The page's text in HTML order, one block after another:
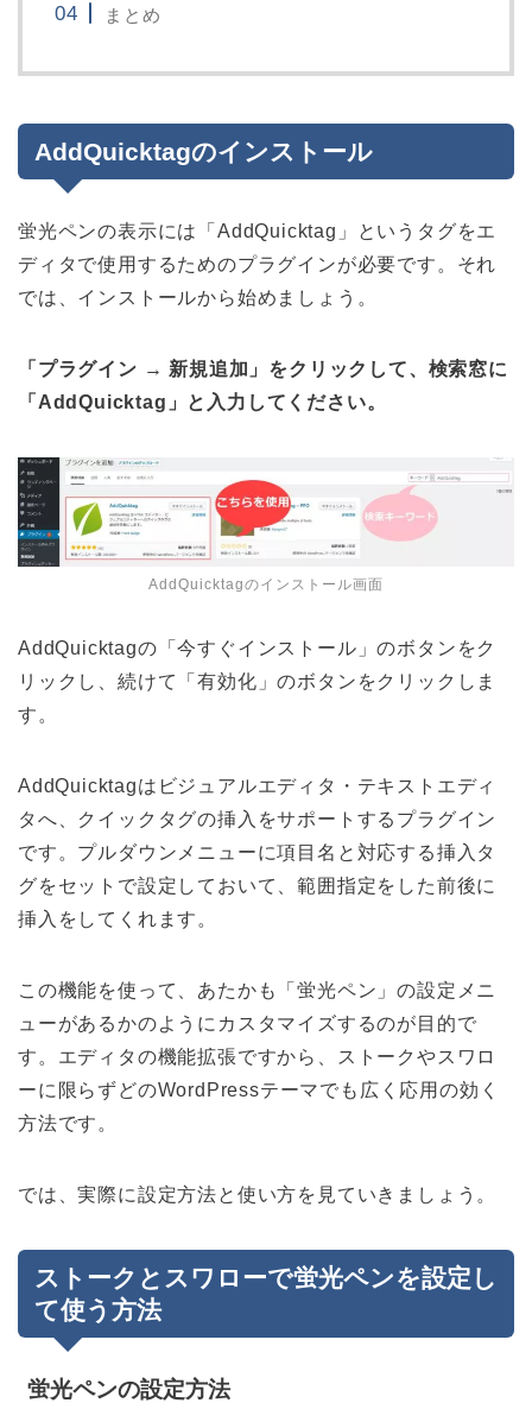
まとめ
AddQuicktagのインストール
蛍光ペンの表示には「AddQuicktag」というタグをエ
ディタで使用するためのプラグインが必要です。それ
では、インストールから始めましょう。
「プラグイン → 新規追加」をクリックして、検索窓に
「AddQuicktag」と入力してください。
AddQuicktagのインストール画面
AddQuicktagの「今すぐインストール」のボタンをク
リックし、続けて「有効化」のボタンをクリックしま
す。
AddQuicktagはビジュアルエディタ・テキストエディ
タへ、クイックタグの挿入をサポートするプラグイン
です。プルダウンメニューに項目名と対応する挿入タ
グをセットで設定しておいて、範囲指定をした前後に
挿入をしてくれます。
この機能を使って、あたかも「蛍光ペン」の設定メニ
ューがあるかのようにカスタマイズするのが目的で
す。エディタの機能拡張ですから、ストークやスワロ
ーに限らずどのWordPressテーマでも広く応用の効く
方法です。
では、実際に設定方法と使い方を見ていきましょう。
ストークとスワローで蛍光ペンを設定し
て使う方法
蛍光ペンの設定方法